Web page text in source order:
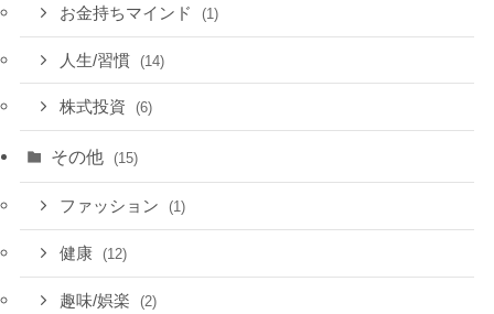
お金持ちマインド (1)
人生/習慣 (14)
株式投資 (6)
その他 (15)
ファッション (1)
健康 (12)
趣味/娯楽 (2)